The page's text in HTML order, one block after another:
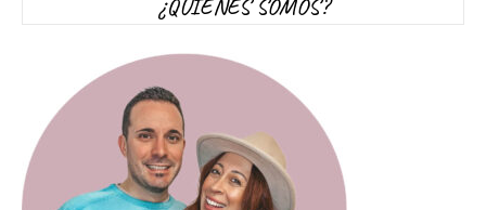
¿QUIÉNES SOMOS?